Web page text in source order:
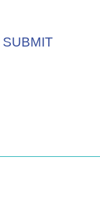
SUBMIT